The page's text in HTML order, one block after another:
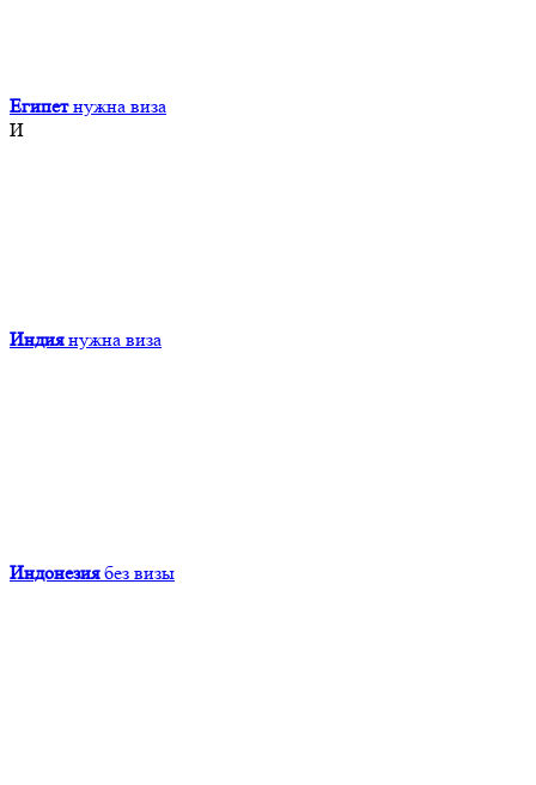
Египет нужна виза
И
Индия нужна виза
Индонезия без визы